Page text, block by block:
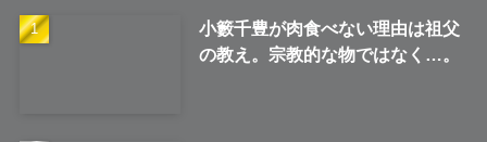
小籔千豊が肉食べない理由は祖父
の教え。宗教的な物ではなく…。